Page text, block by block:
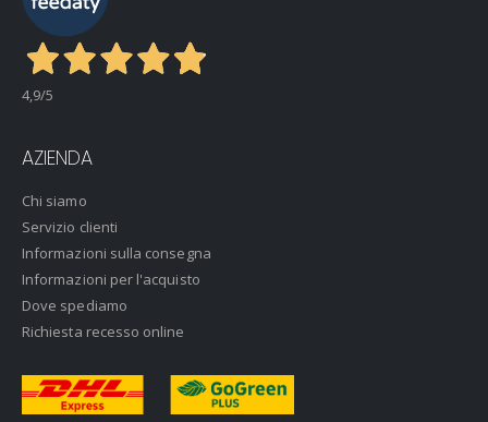
4,9/5
AZIENDA
Chi siamo
Servizio clienti
Informazioni sulla consegna
Informazioni per l'acquisto
Dove spediamo
Richiesta recesso online